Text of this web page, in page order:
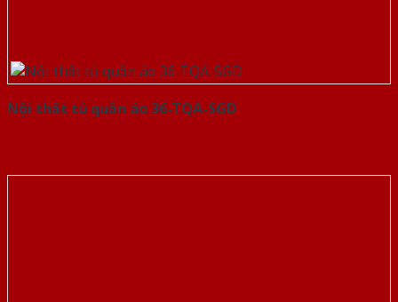
Nội thất tủ quần áo 36-TQA-SGD